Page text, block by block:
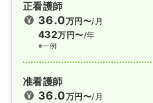
正看護師
36.0万円〜/月
432万円〜/年
※一例
准看護師
36.0万円〜/月